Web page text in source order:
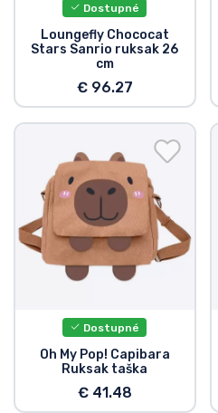
Dostupné
Loungefly Chococat
Stars Sanrio ruksak 26
cm
€ 96.27
Dostupné
Oh My Pop! Capibara
Ruksak taška
€ 41.48
Zoradiť podľa hudby
Typy výrobkov